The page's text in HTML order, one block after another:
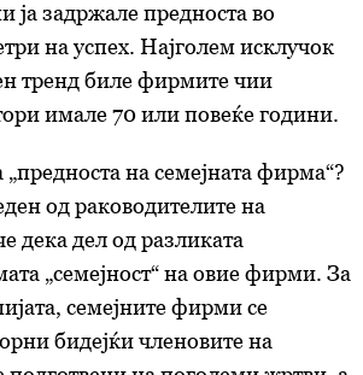
ја задржале предноста во
на успех. Најголем исклучок
тренд биле фирмите чии
имале 70 или повеќе години.
„предноста на семејната фирма“?
од раководителите на
дека дел од разликата
„семејност“ на овие фирми. За
семејните фирми се
бидејќи членовите на